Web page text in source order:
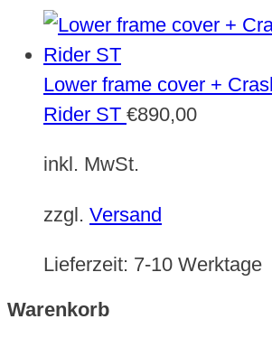
Lower frame cover +
Rider ST €890,00
inkl. MwSt.
zzgl. Versand
Lieferzeit: 7-10 Werktage
Warenkorb